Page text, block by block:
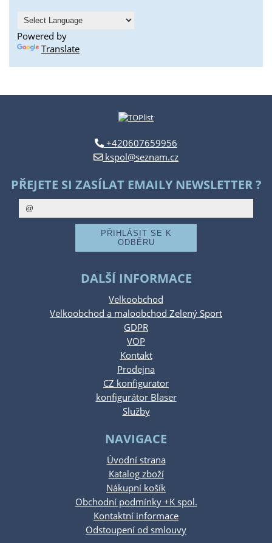
Powered by
Translate
+420607659956
kspol@seznam.cz
PŘEJETE SI ZASÍLAT EMAILY NEWSLETTER ?
DALŠÍ INFORMACE
Velkoobchod
Velkoobchod a maloobchod Zelený Sport
GDPR
VOP
Kontakt
Prodejna
CZ konfigurator
konfigurátor Blaser
Služby
NAVIGACE
Úvodní strana
Katalog zboží
Nákupní košík
Obchodní podmínky +K spol.
Kontaktní informace
Odstoupení od smlouvy